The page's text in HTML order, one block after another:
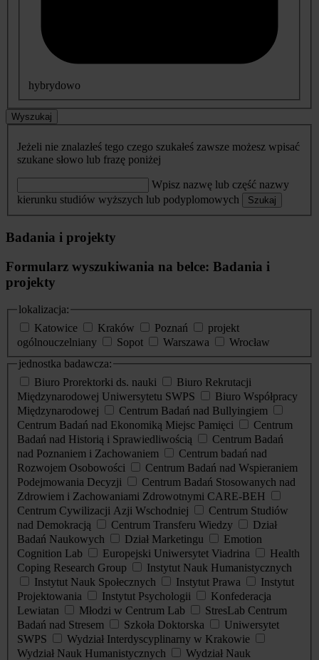
hybrydowo
Wyszukaj
Jeżeli nie znalazłeś tego czego szukałeś zawsze możesz wpisać
szukane słowo lub frazę poniżej
Wpisz nazwę lub część nazwy
kierunku studiów wyższych lub podyplomowych
Szukaj
Badania i projekty
Formularz wyszukiwania na belce: Badania i
projekty
lokalizacja:
Katowice
Kraków Poznań
projekt
ogólnouczelniany
Sopot Warszawa
Wrocław
jednostka badawcza:
Biuro Prorektorki ds. nauki
Biuro Rekrutacji
Międzynarodowej Uniwersytetu SWPS
Biuro Współpracy
Międzynarodowej
Centrum Badań nad Bullyingiem
Centrum Badań nad Ekonomiką Miejsc Pamięci
Centrum
Badań nad Historią i Sprawiedliwością
Centrum Badań
nad Poznaniem i Zachowaniem
Centrum badań nad
Rozwojem Osobowości
Centrum Badań nad Wspieraniem
Podejmowania Decyzji
Centrum Badań Stosowanych nad
Zdrowiem i Zachowaniami Zdrowotnymi CARE-BEH
Centrum Cywilizacji Azji Wschodniej
Centrum Studiów
nad Demokracją
Centrum Transferu Wiedzy
Dział
Badań Naukowych
Dział Marketingu
Emotion
Cognition Lab
Europejski Uniwersytet Viadrina
Health
Coping Research Group
Instytut Nauk Humanistycznych
Instytut Nauk Społecznych
Instytut Prawa
Instytut
Projektowania
Instytut Psychologii
Konfederacja
Lewiatan
Młodzi w Centrum Lab
StresLab Centrum
Badań nad Stresem
Szkoła Doktorska
Uniwersytet
SWPS
Wydział Interdyscyplinarny w Krakowie
Wydział Nauk Humanistycznych
Wydział Nauk